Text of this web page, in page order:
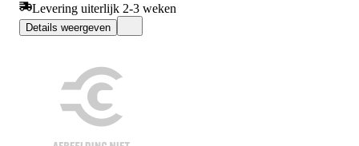
Levering uiterlijk 2-3 weken
Details weergeven